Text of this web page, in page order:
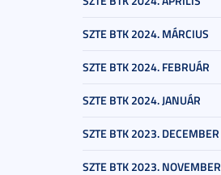
SZTE BTK 2024. MÁRCIUS
SZTE BTK 2024. FEBRUÁR
SZTE BTK 2024. JANUÁR
SZTE BTK 2023. DECEMBER
SZTE BTK 2023. NOVEMBER